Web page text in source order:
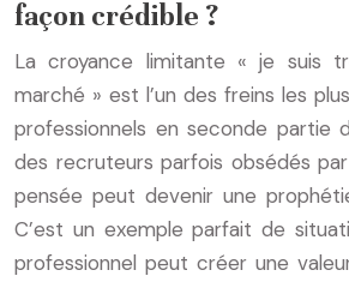
façon crédible ?
La croyance limitante « je suis
marché » est l’un des freins les
professionnels en seconde partie
des recruteurs parfois obsédés
pensée peut devenir une
C’est un exemple parfait de
professionnel peut créer une